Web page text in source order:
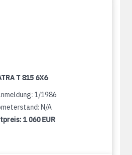
T 815 6X6
1/1986
N/A
1 060 EUR